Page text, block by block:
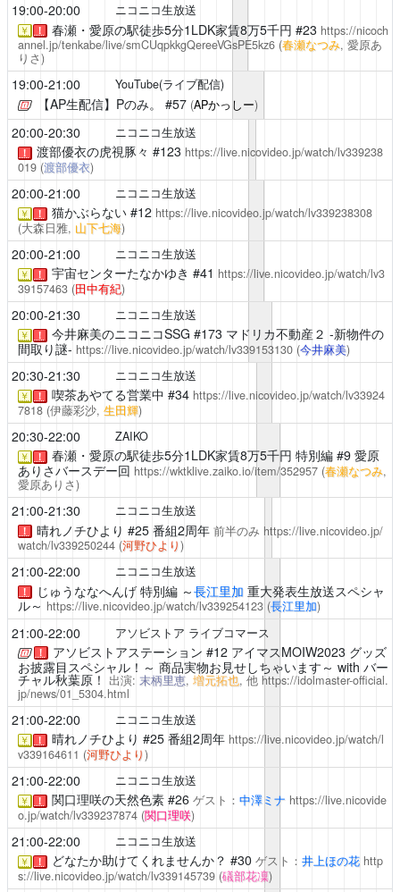
19:00-20:00 ニコニコ生放送
￥ ！ 春瀬・愛原の駅徒歩5分1LDK家賃8万5千円 #23 https://nicoch
annel.jp/tenkabe/live/smCUqpkkgQereeVGsPE5kz6 (春瀬なつみ, 愛原あ
りさ)
19:00-21:00 YouTube(ライブ配信)
【AP生配信】Pのみ。 #57 (APかっしー)
20:00-20:30 ニコニコ生放送
！ 渡部優衣の虎視豚々 #123 https://live.nicovideo.jp/watch/lv339238
019 (渡部優衣)
20:00-21:00 ニコニコ生放送
￥ ！ 猫かぶらない#12 https://live.nicovideo.jp/watch/lv339238308
(大森日雅, 山下七海)
20:00-21:00 ニコニコ生放送
￥ ！ 宇宙センターたなかゆき #41 https://live.nicovideo.jp/watch/lv3
39157463 (田中有紀)
20:00-21:30 ニコニコ生放送
￥ ！ 今井麻美のニコニコSSG #173 マドリカ不動産２ -新物件の
間取り謎- https://live.nicovideo.jp/watch/lv339153130 (今井麻美)
20:30-21:30 ニコニコ生放送
￥ ！ 喫茶あやてる営業中 #34 https://live.nicovideo.jp/watch/lv33924
7818 (伊藤彩沙, 生田輝)
20:30-22:00 ZAIKO
￥ ！ 春瀬・愛原の駅徒歩5分1LDK家賃8万5千円 特別編 #9 愛原
ありさバースデー回 https://wktklive.zaiko.io/item/352957 (春瀬なつみ,
愛原ありさ)
21:00-21:30 ニコニコ生放送
！ 晴れノチひより #25 番組2周年 前半のみ https://live.nicovideo.jp/
watch/lv339250244 (河野ひより)
21:00-22:00 ニコニコ生放送
！ じゅうななへんげ特別編 ～長江里加 重大発表生放送スペシャ
ル～ https://live.nicovideo.jp/watch/lv339254123 (長江里加)
21:00-22:00 アソビストア ライブコマース
！ アソビストアステーション #12 アイマスMOIW2023 グッズ
お披露目スペシャル！～ 商品実物お見せしちゃいます～ with バー
チャル秋葉原！ 出演: 末柄里恵, 増元拓也, 他 https://idolmaster-official.
jp/news/01_5304.html
21:00-22:00 ニコニコ生放送
￥ ！ 晴れノチひより #25 番組2周年 https://live.nicovideo.jp/watch/l
v339164611 (河野ひより)
21:00-22:00 ニコニコ生放送
￥ ！ 関口理咲の天然色素#26 ゲスト： 中澤ミナ https://live.nicovide
o.jp/watch/lv339237874 (関口理咲)
21:00-22:00 ニコニコ生放送
￥ ！ どなたか助けてくれませんか？ #30 ゲスト： 井上ほの花 http
s://live.nicovideo.jp/watch/lv339145739 (礒部花凜)